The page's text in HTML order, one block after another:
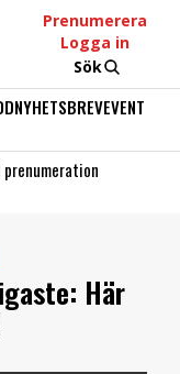
Prenumerera
Logga in
Sök
NYHETSBREVEVENT
prenumeration
Här